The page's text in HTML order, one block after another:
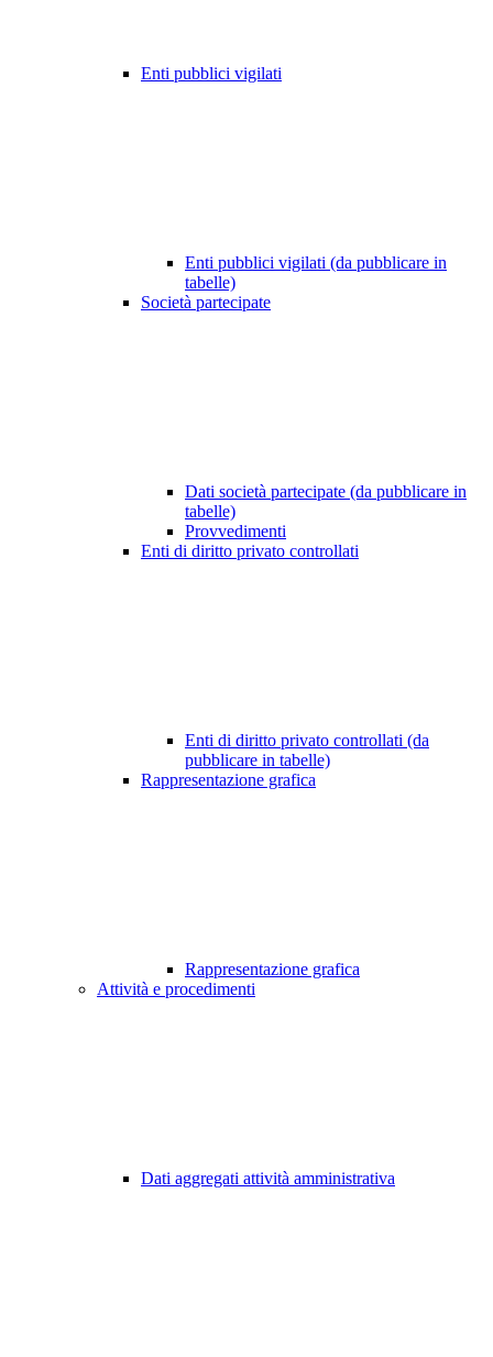
Enti pubblici vigilati
Enti pubblici vigilati (da pubblicare in
tabelle)
Società partecipate
Dati società partecipate (da pubblicare in
tabelle)
Provvedimenti
Enti di diritto privato controllati
Enti di diritto privato controllati (da
pubblicare in tabelle)
Rappresentazione grafica
Rappresentazione grafica
Attività e procedimenti
Dati aggregati attività amministrativa